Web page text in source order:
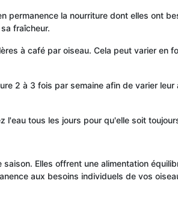
la nourriture dont elles ont
fraîcheur.
à café par oiseau. Cela peut varier en
2 à 3 fois par semaine afin de varier
tous les jours pour qu'elle soit
Elles offrent une alimentation
aux besoins individuels de vos